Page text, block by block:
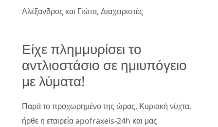
Αλέξανδρος και Γιώτα, Διαχειριστές
Είχε πλημμυρίσει το
αντλιοστάσιο σε ημιυπόγειο
με λύματα!
Παρά το προχωρημένο της ώρας, Κυριακή νύχτα,
ήρθε η εταιρεία apofraxeis-24h και μας